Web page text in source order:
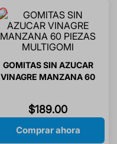
GOMITAS SIN AZUCAR
VINAGRE MANZANA 60
$189.00
Comprar ahora